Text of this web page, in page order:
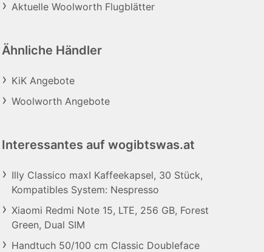
Aktuelle Woolworth Flugblätter
Ähnliche Händler
KiK Angebote
Woolworth Angebote
Interessantes auf wogibtswas.at
Illy Classico maxI Kaffeekapsel, 30 Stück,
Kompatibles System: Nespresso
Xiaomi Redmi Note 15, LTE, 256 GB, Forest
Green, Dual SIM
Handtuch 50/100 cm Classic Doubleface